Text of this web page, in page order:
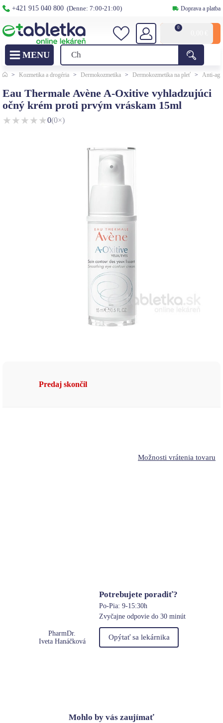
+421 915 040 800 (Denne: 7:00-21:00) Doprava a platba
0
> Kozmetika a drogéria > Dermokozmetika > Dermokozmetika na pleť > Anti-
Eau Thermale Avène A-Oxitive vyhladzujúci
očný krém proti prvým vráskam 15ml
★★★★★0(0×)
Predaj skončil
Možnosti vrátenia tovaru
PharmDr.
Iveta Hanáčková
Potrebujete poradiť?
Po-Pia: 9-15:30h
Zvyčajne odpovie do 30 minút
Opýtať sa lekárnika
Mohlo by vás zaujímať